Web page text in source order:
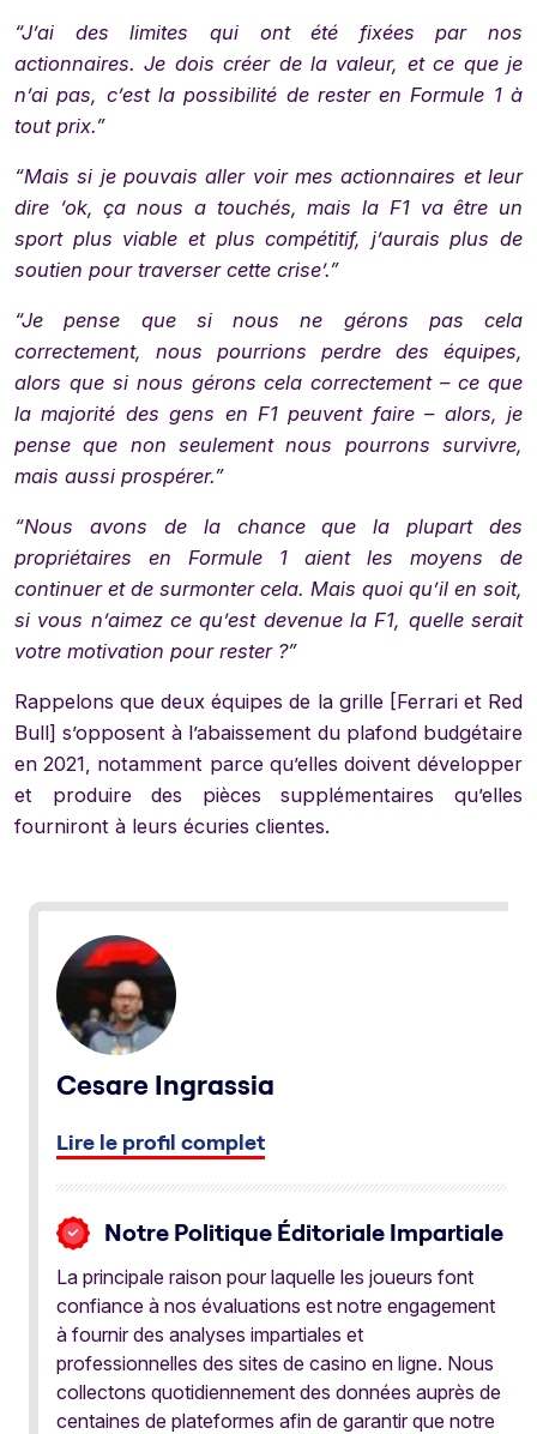
“J’ai des limites qui ont été fixées par nos
actionnaires. Je dois créer de la valeur, et ce que je
n’ai pas, c’est la possibilité de rester en Formule 1 à
tout prix.”
“Mais si je pouvais aller voir mes actionnaires et leur
dire ‘ok, ça nous a touchés, mais la F1 va être un
sport plus viable et plus compétitif, j’aurais plus de
soutien pour traverser cette crise’.”
“Je pense que si nous ne gérons pas cela
correctement, nous pourrions perdre des équipes,
alors que si nous gérons cela correctement – ce que
la majorité des gens en F1 peuvent faire – alors, je
pense que non seulement nous pourrons survivre,
mais aussi prospérer.”
“Nous avons de la chance que la plupart des
propriétaires en Formule 1 aient les moyens de
continuer et de surmonter cela. Mais quoi qu’il en soit,
si vous n’aimez ce qu’est devenue la F1, quelle serait
votre motivation pour rester ?”
Rappelons que deux équipes de la grille [Ferrari et Red
Bull] s’opposent à l’abaissement du plafond budgétaire
en 2021, notamment parce qu’elles doivent développer
et produire des pièces supplémentaires qu’elles
fourniront à leurs écuries clientes.
Cesare Ingrassia
Lire le profil complet
Notre Politique Éditoriale Impartiale
La principale raison pour laquelle les joueurs font
confiance à nos évaluations est notre engagement
à fournir des analyses impartiales et
professionnelles des sites de casino en ligne. Nous
collectons quotidiennement des données auprès de
centaines de plateformes afin de garantir que notre